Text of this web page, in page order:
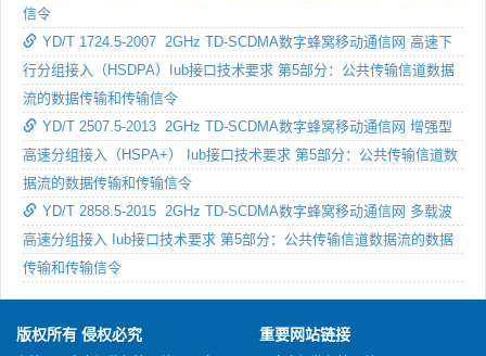
信令
YD/T 1724.5-2007 2GHz TD-SCDMA数字蜂窝移动通信网 高速下
行分组接入（HSDPA）Iub接口技术要求 第5部分：公共传输信道数据
流的数据传输和传输信令
YD/T 2507.5-2013 2GHz TD-SCDMA数字蜂窝移动通信网 增强型
高速分组接入（HSPA+） Iub接口技术要求 第5部分：公共传输信道数
据流的数据传输和传输信令
YD/T 2858.5-2015 2GHz TD-SCDMA数字蜂窝移动通信网 多载波
高速分组接入 Iub接口技术要求 第5部分：公共传输信道数据流的数据
传输和传输信令
版权所有 侵权必究 重要网站链接